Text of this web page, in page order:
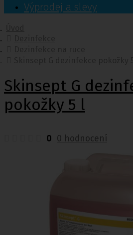
Výprodej a slevy
Skinsept G
pokožky 5 l
0 0 hodnocení